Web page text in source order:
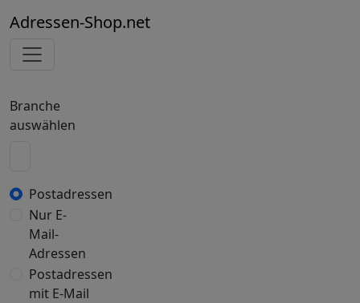
Adressen-Shop.net
Branche
auswählen
Postadressen
Nur E-
Mail-
Adressen
Postadressen
mit E-Mail